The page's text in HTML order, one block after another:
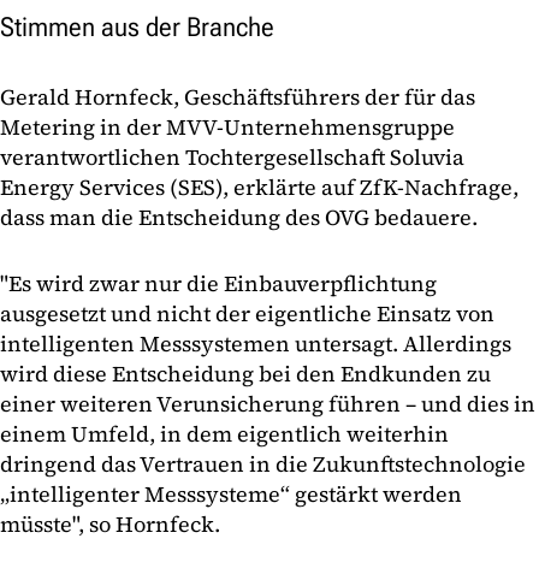
Stimmen aus der Branche
Gerald Hornfeck, Geschäftsführers der für das
Metering in der MVV-Unternehmensgruppe
verantwortlichen Tochtergesellschaft Soluvia
Energy Services (SES), erklärte auf ZfK-Nachfrage,
dass man die Entscheidung des OVG bedauere.
"Es wird zwar nur die Einbauverpflichtung
ausgesetzt und nicht der eigentliche Einsatz von
intelligenten Messsystemen untersagt. Allerdings
wird diese Entscheidung bei den Endkunden zu
einer weiteren Verunsicherung führen – und dies in
einem Umfeld, in dem eigentlich weiterhin
dringend das Vertrauen in die Zukunftstechnologie
„intelligenter Messsysteme“ gestärkt werden
müsste", so Hornfeck.